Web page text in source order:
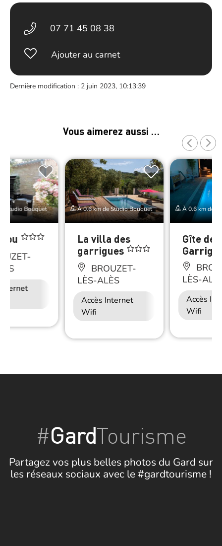
07 71 45 08 38
Ajouter au carnet
Dernière modification : 2 juin 2023, 10:13:39
Vous aimerez aussi …
Studio Bouquet À 0.6 km de Studio Bouquet
La villa des
garrigues
BROUZET-
LÈS-ALÈS
Accès Internet
Wifi
À 0.6 km de
Gîte des
LÈS-
Accès
Wifi
#GardTourisme
Partagez vos plus belles photos du Gard sur
les réseaux sociaux avec le #gardtourisme !